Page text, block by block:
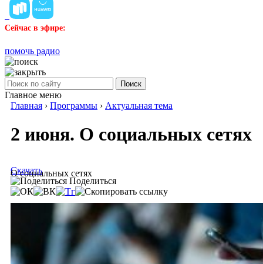
Сейчас в эфире:
помочь радио
Поиск
Главное меню
Главная › Программы › Актуальная тема
2 июня. О социальных сетях
О социальных сетях
Скачать
Поделиться